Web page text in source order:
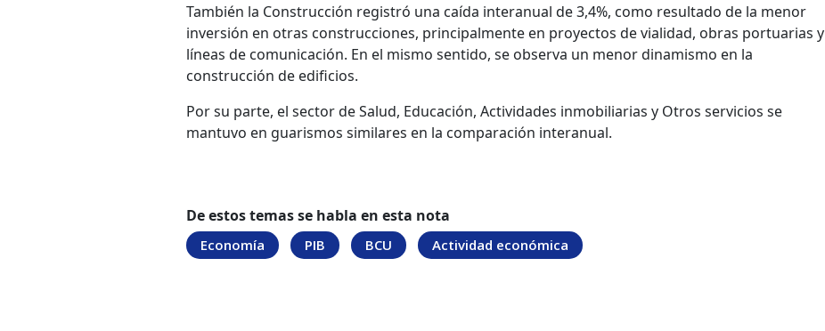
También la Construcción registró una caída interanual de 3,4%, como resultado de la menor
inversión en otras construcciones, principalmente en proyectos de vialidad, obras portuarias y
líneas de comunicación. En el mismo sentido, se observa un menor dinamismo en la
construcción de edificios.
Por su parte, el sector de Salud, Educación, Actividades inmobiliarias y Otros servicios se
mantuvo en guarismos similares en la comparación interanual.
De estos temas se habla en esta nota
Economía PIB BCU Actividad económica